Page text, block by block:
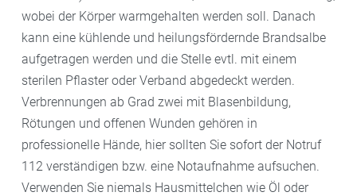
wobei der Körper warmgehalten werden soll. Danach
kann eine kühlende und heilungsfördernde Brandsalbe
aufgetragen werden und die Stelle evtl. mit einem
sterilen Pflaster oder Verband abgedeckt werden.
Verbrennungen ab Grad zwei mit Blasenbildung,
Rötungen und offenen Wunden gehören in
professionelle Hände, hier sollten Sie sofort der Notruf
112 verständigen bzw. eine Notaufnahme aufsuchen.
Verwenden Sie niemals Hausmittelchen wie Öl oder